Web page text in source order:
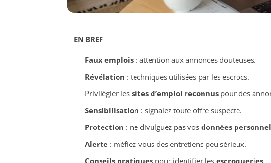
EN BREF
Faux emplois: attention aux annonces douteuses.
Révélation : techniques utilisées par les escrocs.
Privilégier les sites d’emploi reconnuspour des
Sensibilisation : signalez toute offre suspecte.
Protection : ne divulguez pas vos données
Alerte: méfiez-vous des entretiens peu sérieux.
Conseils pratiquespour identifier les escroqueries.